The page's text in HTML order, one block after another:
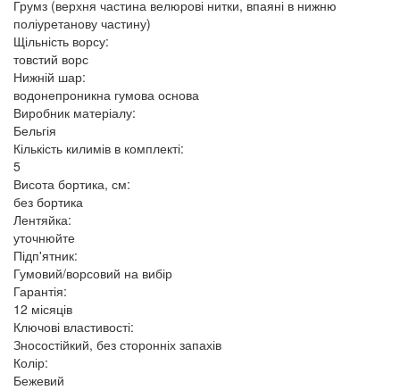
Грумз (верхня частина велюрові нитки, впаяні в нижню
поліуретанову частину)
Щільність ворсу:
товстий ворс
Нижній шар:
водонепроникна гумова основа
Виробник матеріалу:
Бельгія
Кількість килимів в комплекті:
5
Висота бортика, см:
без бортика
Лентяйка:
уточнюйте
Підп'ятник:
Гумовий/ворсовий на вибір
Гарантія:
12 місяців
Ключові властивості:
Зносостійкий, без сторонніх запахів
Колір:
Бежевий